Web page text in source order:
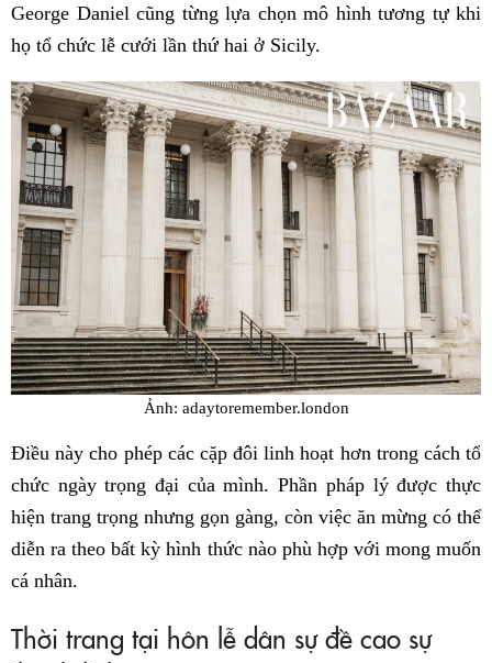
George Daniel cũng từng lựa chọn mô hình tương tự khi
họ tổ chức lễ cưới lần thứ hai ở Sicily.
Ảnh: adaytoremember.london
Điều này cho phép các cặp đôi linh hoạt hơn trong cách tổ
chức ngày trọng đại của mình. Phần pháp lý được thực
hiện trang trọng nhưng gọn gàng, còn việc ăn mừng có thể
diễn ra theo bất kỳ hình thức nào phù hợp với mong muốn
cá nhân.
Thời trang tại hôn lễ dân sự đề cao sự